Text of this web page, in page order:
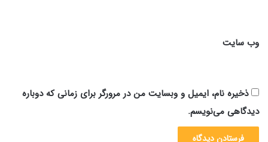
وب‌ سایت
ذخیره نام، ایمیل و وبسایت من در مرورگر برای زمانی که دوباره
دیدگاهی می‌نویسم.